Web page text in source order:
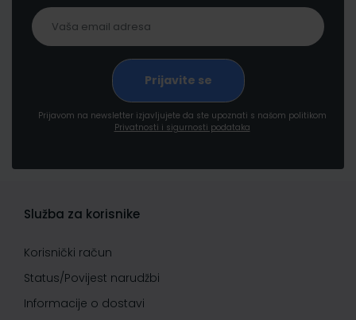
Prijavom na newsletter izjavljujete da ste upoznati s našom politikom
Privatnosti i sigurnosti podataka
Služba za korisnike
Korisnički račun
Status/Povijest narudžbi
Informacije o dostavi